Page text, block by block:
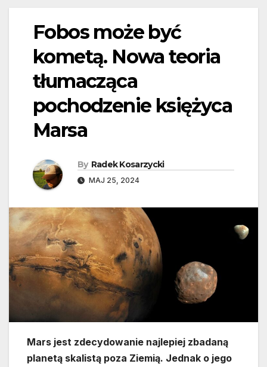
Fobos może być
kometą. Nowa teoria
tłumacząca
pochodzenie księżyca
Marsa
By Radek Kosarzycki
MAJ 25, 2024
Mars jest zdecydowanie najlepiej zbadaną
planetą skalistą poza Ziemią. Jednak o jego